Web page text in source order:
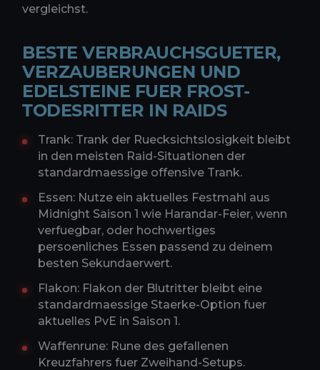
vergleichst.
BESTE VERBRAUCHSGUETER,
VERZAUBERUNGEN UND
EDELSTEINE FUER FROST-
TODESRITTER IN RAIDS
Trank: Trank der Ruecksichtslosigkeit bleibt
in den meisten Raid-Situationen der
standardmaessige offensive Trank.
Essen: Nutze ein aktuelles Festmahl aus
Midnight Saison 1 wie Harandar-Feier, wenn
verfuegbar, oder hochwertiges
persoenliches Essen passend zu deinem
besten Sekundaerwert.
Flakon: Flakon der Blutritter bleibt eine
standardmaessige Staerke-Option fuer
aktuelles PvE in Saison 1.
Waffenrune: Rune des gefallenen
Kreuzfahrers fuer Zweihand-Setups.